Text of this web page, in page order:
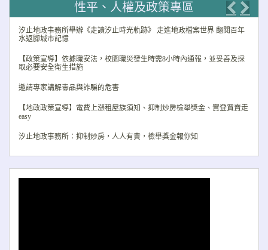
性平、人權及政策專區
汐止地政事務所舉辦《走讀汐止時光軌跡》 走進地政檔案世界 翻閱百年
水返腳城市記憶
【政策宣導】依據職安法，校園職災發生時需8小時內通報，並妥善及採
取必要安全衛生措施
邀請專家講解毒品與詐騙的危害
【地政政策宣導】電費上漲租屋族須知、抑制炒房檢舉獎金、實登買賣走
easy
汐止地政事務所：抑制炒房，人人有責，檢舉獎金報你知